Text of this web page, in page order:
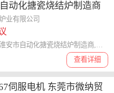
动化搪瓷烧结炉制造商
江苏维尔炉业供应
业有限公司
查看详细
伺服电机 东莞市微纳贸